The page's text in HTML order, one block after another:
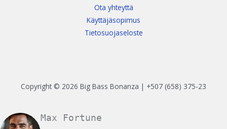
Ota yhteyttä
Käyttäjäsopimus
Tietosuojaseloste
Copyright © 2026 Big Bass Bonanza | +507 (658) 375-23
Max Fortune